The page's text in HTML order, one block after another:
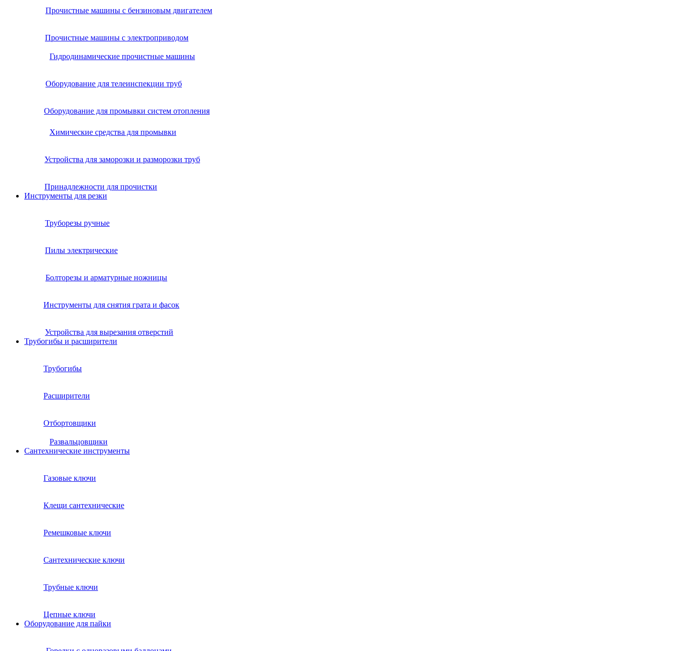
Прочистные машины с бензиновым двигателем
Прочистные машины с электроприводом
Гидродинамические прочистные машины
Оборудование для телеинспекции труб
Оборудование для промывки систем отопления
Химические средства для промывки
Устройства для заморозки и разморозки труб
Принадлежности для прочистки
Инструменты для резки
Труборезы ручные
Пилы электрические
Болторезы и арматурные ножницы
Инструменты для снятия грата и фасок
Устройства для вырезания отверстий
Трубогибы и расширители
Трубогибы
Расширители
Отбортовщики
Развальцовщики
Сантехнические инcтрументы
Газовые ключи
Клещи сантехнические
Ремешковые ключи
Сантехнические ключи
Трубные ключи
Цепные ключи
Оборудование для пайки